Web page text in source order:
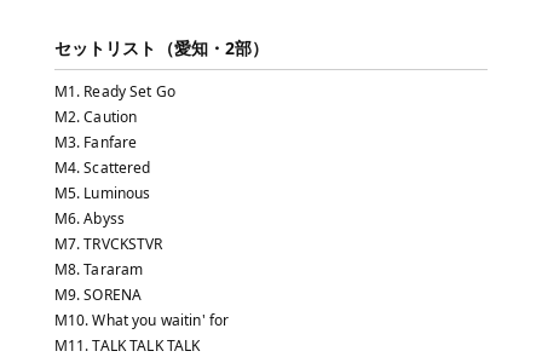
セットリスト（愛知・2部）
M1. Ready Set Go
M2. Caution
M3. Fanfare
M4. Scattered
M5. Luminous
M6. Abyss
M7. TRVCKSTVR
M8. Tararam
M9. SORENA
M10. What you waitin' for
M11. TALK TALK TALK